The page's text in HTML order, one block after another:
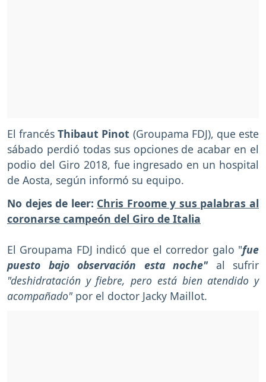
El francésThibaut Pinot (Groupama FDJ), que este
sábado perdió todas sus opciones de acabar en el
podio del Giro 2018, fue ingresado en un hospital
de Aosta, según informó su equipo.
No dejes de leer: Chris Froome y sus palabras al
coronarse campeón del Giro de Italia
El Groupama FDJ indicó que el corredor galo "fue
puesto bajo observación esta noche" al sufrir
"deshidratación y fiebre, pero está bien atendido y
acompañado" por el doctor Jacky Maillot.